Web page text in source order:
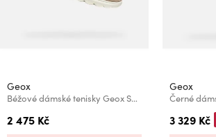
Geox
Béžové dámské tenisky Geox Spherica Plus
2 475 Kč
Geox
3 329 Kč